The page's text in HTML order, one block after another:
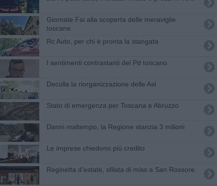
Giornate Fai alla scoperta delle meraviglie
toscane
Rc Auto, per chi è pronta la stangata
I sentimenti contrastanti del Pd toscano
Decolla la riorganizzazione delle Asl
Stato di emergenza per Toscana e Abruzzo
Danni maltempo, la Regione stanzia 3 milioni
Le imprese chiedono più credito
Reginetta d'estate, sfilata di miss a San Rossore